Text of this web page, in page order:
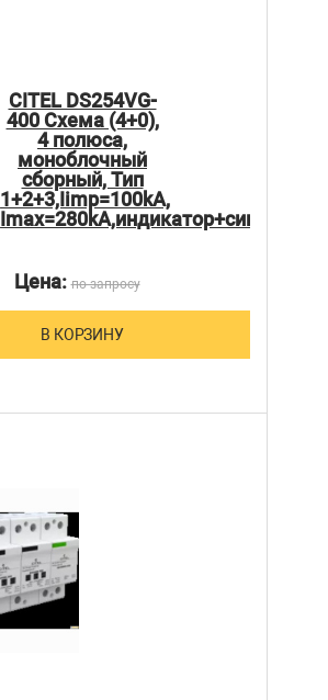
CITEL DS254VG-
400 Схема (4+0),
4 полюса,
моноблочный
сборный, Тип
1+2+3,Iimp=100kA,
Цена:по запросу
В КОРЗИНУ